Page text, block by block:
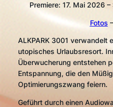
Premiere: 17. Mai 2026
Fotos –
ALKPARK 3001 verwandelt
utopisches Urlaubsresort.
Überwucherung entstehen
Entspannung, die den
Optimierungszwang feiern.
Geführt durch einen